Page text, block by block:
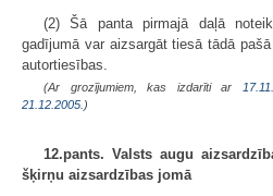
(2) Šā panta pirmajā daļā
gadījumā var aizsargāt tiesā tādā
autortiesības.
(Ar grozījumiem, kas izdarīti ar
21.12.2005. )
12.pants. Valsts augu
šķirņu aizsardzības jomā